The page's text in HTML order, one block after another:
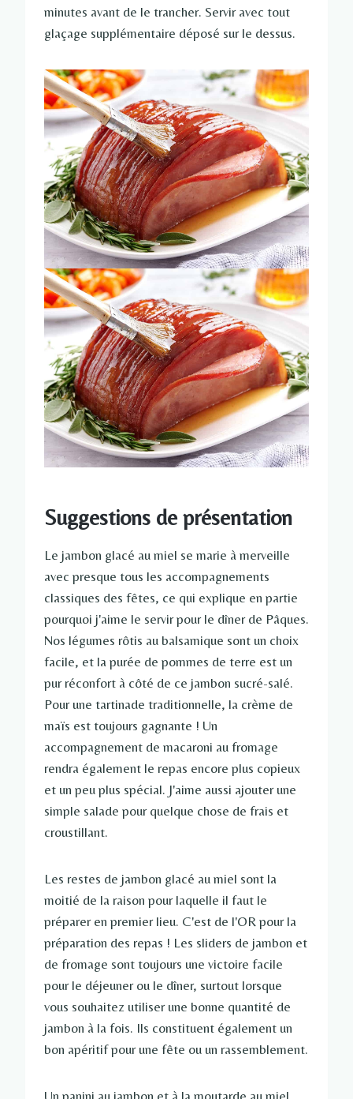
minutes avant de le trancher. Servir avec tout
glaçage supplémentaire déposé sur le dessus.
Suggestions de présentation
Le jambon glacé au miel se marie à merveille
avec presque tous les accompagnements
classiques des fêtes, ce qui explique en partie
pourquoi j'aime le servir pour le dîner de Pâques.
Nos légumes rôtis au balsamique sont un choix
facile, et la purée de pommes de terre est un
pur réconfort à côté de ce jambon sucré-salé.
Pour une tartinade traditionnelle, la crème de
maïs est toujours gagnante ! Un
accompagnement de macaroni au fromage
rendra également le repas encore plus copieux
et un peu plus spécial. J'aime aussi ajouter une
simple salade pour quelque chose de frais et
croustillant.
Les restes de jambon glacé au miel sont la
moitié de la raison pour laquelle il faut le
préparer en premier lieu. C'est de l'OR pour la
préparation des repas ! Les sliders de jambon et
de fromage sont toujours une victoire facile
pour le déjeuner ou le dîner, surtout lorsque
vous souhaitez utiliser une bonne quantité de
jambon à la fois. Ils constituent également un
bon apéritif pour une fête ou un rassemblement.